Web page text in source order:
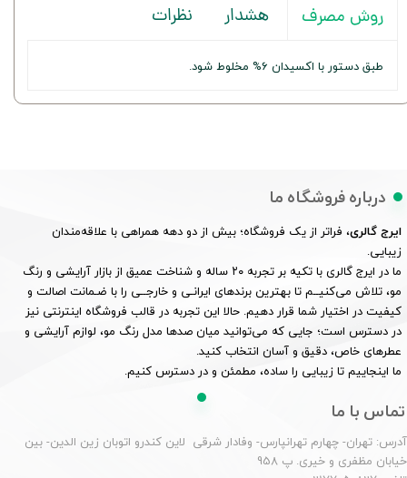
روش مصرف هشدار نظرات
طبق دستور با اکسیدان 6% مخلوط شود.
درباره فروشگاه ما
ایرج گالری، فراتر از یک فروشگاه؛ بیش از دو دهه همراهی با علاقه‌مندان
زیبایی.
ما در ایرج گالری با تکیه بر تجربه ۲۰ ساله و شناخت عمیق از بازار آرایشی و رنگ
مو، تلاش می‌کنیــم تا بهترین برندهای ایرانـی و خارجــی را با ضـمانت اصالت و
کیفیت در اختیار شما قرار دهیم. حالا این تجربه در قالب فروشگاه اینترنتی نیز
در دسترس است؛ جایی که می‌توانید میان صدها مدل رنگ مو، لوازم آرایشی و
عطرهای خاص، دقیق و آسان انتخاب کنید.
ما اینجاییم تا زیبایی را ساده، مطمئن و در دسترس کنیم.
تماس با ما
آدرس: تهران- چهارم تهرانپارس- وفادار شرقی لاین کندرو اتوبان زین الدین- بین
خیابان مظفری و خیری. پ 958